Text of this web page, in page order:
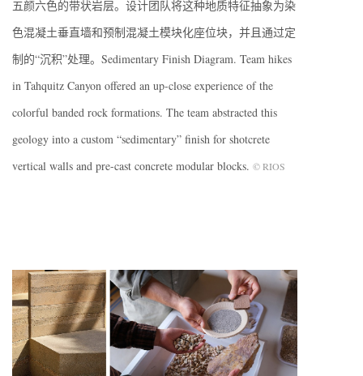
五颜六色的带状岩层。设计团队将这种地质特征抽象为染
色混凝土垂直墙和预制混凝土模块化座位块，并且通过定
制的“沉积”处理。Sedimentary Finish Diagram. Team hikes
in Tahquitz Canyon offered an up-close experience of the
colorful banded rock formations. The team abstracted this
geology into a custom “sedimentary” finish for shotcrete
vertical walls and pre-cast concrete modular blocks. © RIOS